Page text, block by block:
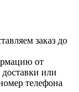
заказ до
от
или
телефона